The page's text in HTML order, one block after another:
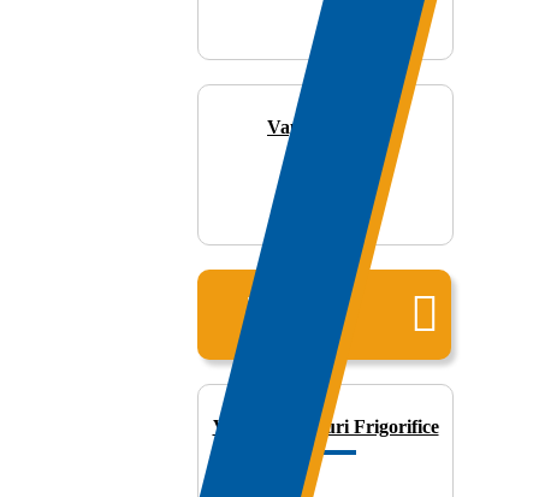
Vaporizatoare
Toate
Vitrine/Dulapuri Frigorifice